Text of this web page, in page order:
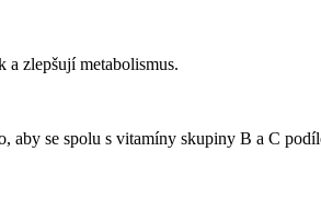
a zlepšují metabolismus.
aby se spolu s vitamíny skupiny B a C